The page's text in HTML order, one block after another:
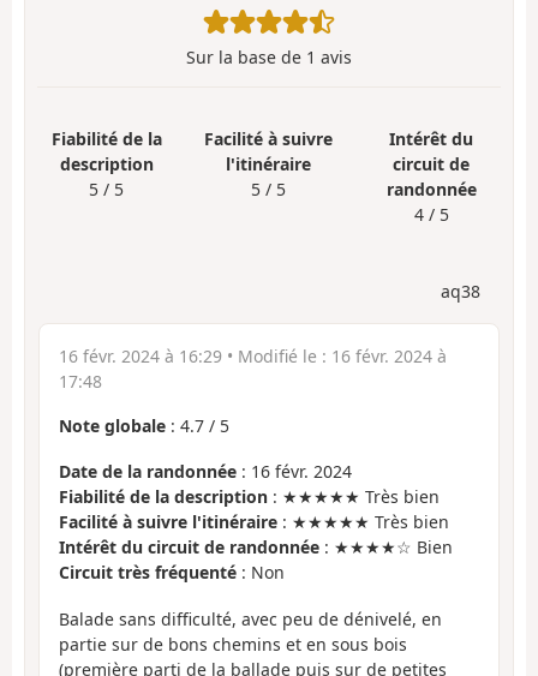
Sur la base de 1 avis
Fiabilité de la
description
5 / 5
Facilité à suivre
l'itinéraire
5 / 5
Intérêt du
circuit de
randonnée
4 / 5
aq38
16 févr. 2024 à 16:29 • Modifié le : 16 févr. 2024 à
17:48
Note globale : 4.7 / 5
Date de la randonnée : 16 févr. 2024
Fiabilité de la description : ★★★★★ Très bien
Facilité à suivre l'itinéraire : ★★★★★ Très bien
Intérêt du circuit de randonnée : ★★★★☆ Bien
Circuit très fréquenté : Non
Balade sans difficulté, avec peu de dénivelé, en
partie sur de bons chemins et en sous bois
(première parti de la ballade puis sur de petites